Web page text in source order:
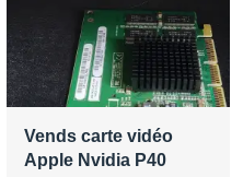
Vends carte vidéo
Apple Nvidia P40